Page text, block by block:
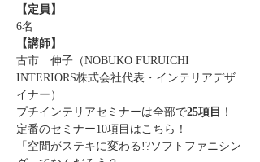
【定員】
6名
【講師】
古市　伸子（NOBUKO FURUICHI
INTERIORS株式会社代表・インテリアデザ
イナー）
プチインテリアセミナーは全部で25項目 ！
定番のセミナー10項目はこちら！
「空間がステキに変わる!?ソフトファニシン